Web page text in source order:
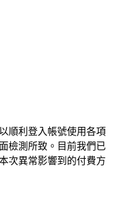
順利登入帳號使用各項
檢測所致。目前我們已
次異常影響到的付費方